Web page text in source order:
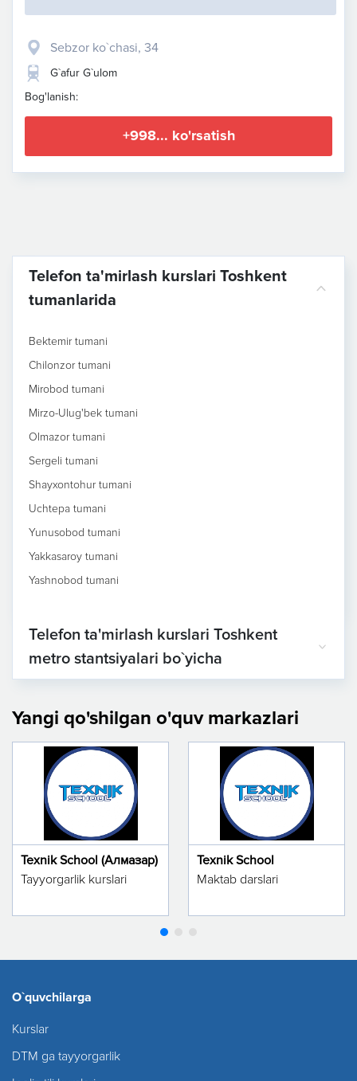
Sebzor ko`chasi, 34
G`afur G`ulom
Bog'lanish:
+998... ko'rsatish
Telefon ta'mirlash kurslari Toshkent
tumanlarida
Bektemir tumani
Chilonzor tumani
Mirobod tumani
Mirzo-Ulug'bek tumani
Olmazor tumani
Sergeli tumani
Shayxontohur tumani
Uchtepa tumani
Yunusobod tumani
Yakkasaroy tumani
Yashnobod tumani
Telefon ta'mirlash kurslari Toshkent
metro stantsiyalari bo`yicha
Yangi qo'shilgan o'quv markazlari
Texnik School (Алмазар)
Tayyorgarlik kurslari
Texnik School
Maktab darslari
O`quvchilarga
Kurslar
DTM ga tayyorgarlik